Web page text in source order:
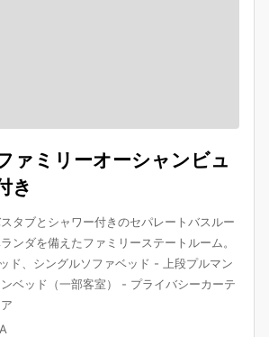
ァミリーオーシャンビュ
き
タブとシャワー付きのセパレートバスルー
ンダを備えたファミリーステートルーム。
ド、シングルソファベッド - 上段プルマン
ベッド（一部客室） - プライバシーカーテ